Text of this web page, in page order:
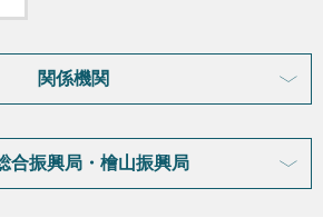
関係機関
合振興局・檜山振興局